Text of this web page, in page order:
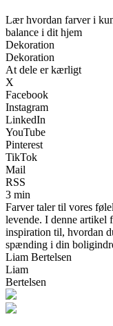
Lær hvordan farver i
balance i dit hjem
Dekoration
Dekoration
At dele er kærligt
X
Facebook
Instagram
LinkedIn
YouTube
Pinterest
TikTok
Mail
RSS
3 min
Farver taler til vores
levende. I denne artikel
inspiration til, hvordan
spænding i din
Liam Bertelsen
Liam
Bertelsen